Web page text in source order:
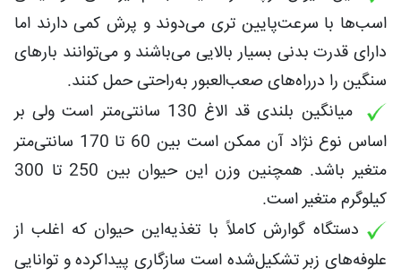
اسب‌ها با سرعت‌پایین تری می‌دوند و پرش کمی دارند اما
دارای قدرت بدنی بسیار بالایی می‌باشند و می‌توانند بارهای
سنگین را درراه‌های صعب‌العبور به‌راحتی حمل کنند.
میانگین بلندی قد الاغ 130 سانتی‌متر است ولی بر
اساس نوع نژاد آن ممکن است بین 60 تا 170 سانتی‌متر
متغیر باشد. همچنین وزن این حیوان بین 250 تا 300
کیلوگرم متغیر است.
دستگاه گوارش کاملاً با تغذیه‌این حیوان که اغلب از
علوفه‌های زبر تشکیل‌شده است سازگاری پیداکرده و توانایی